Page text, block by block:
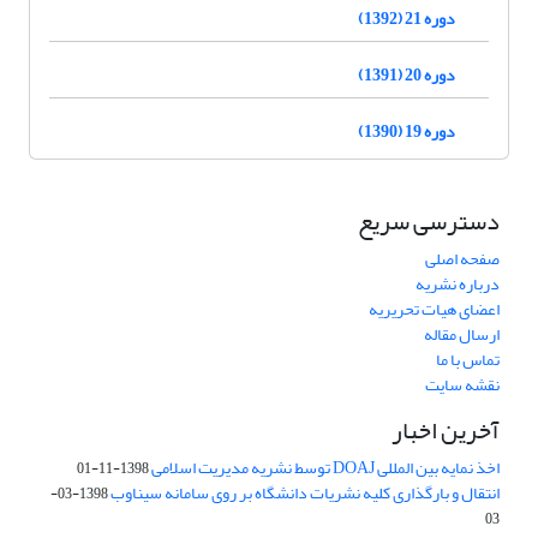
دوره 21 (1392)
دوره 20 (1391)
دوره 19 (1390)
دسترسی سریع
صفحه اصلی
درباره نشریه
اعضای هیات تحریریه
ارسال مقاله
تماس با ما
نقشه سایت
آخرین اخبار
اخذ نمایه بین المللی DOAJ توسط نشریه مدیریت اسلامی 1398-11-01
انتقال و بارگذاری کلیه نشریات دانشگاه بر روی سامانه سیناوب
1398-03-
03